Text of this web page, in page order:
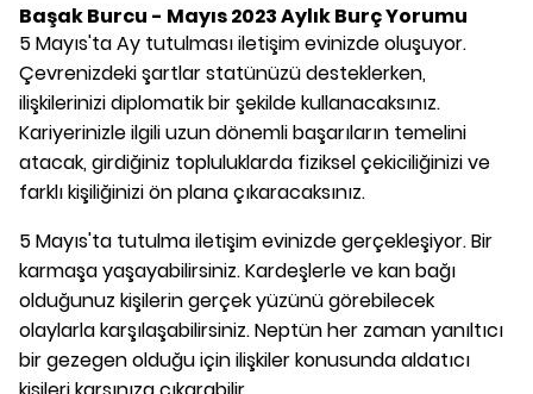
Başak Burcu - Mayıs 2023 Aylık Burç Yorumu
5 Mayıs'ta Ay tutulması iletişim evinizde oluşuyor.
Çevrenizdeki şartlar statünüzü desteklerken,
ilişkilerinizi diplomatik bir şekilde kullanacaksınız.
Kariyerinizle ilgili uzun dönemli başarıların temelini
atacak, girdiğiniz topluluklarda fiziksel çekiciliğinizi ve
farklı kişiliğinizi ön plana çıkaracaksınız.
5 Mayıs'ta tutulma iletişim evinizde gerçekleşiyor. Bir
karmaşa yaşayabilirsiniz. Kardeşlerle ve kan bağı
olduğunuz kişilerin gerçek yüzünü görebilecek
olaylarla karşılaşabilirsiniz. Neptün her zaman yanıltıcı
bir gezegen olduğu için ilişkiler konusunda aldatıcı